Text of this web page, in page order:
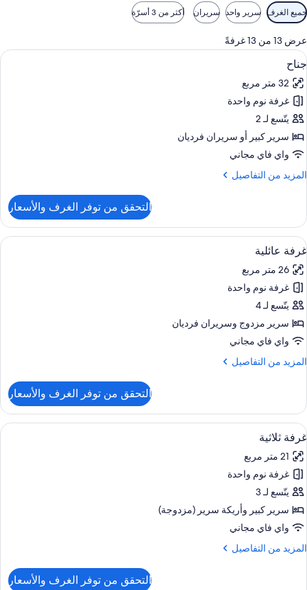
عوامل
التصفية
المتاحة
للغرف
جميع الغرف سرير واحد سريران أكثر من 3 أسرّة
عرض 13 من 13 غرفةً
استعراض
جميع
صور
جناح
أغطية فراش متميزة وميني بار وخزنة
9
جناح
32 متر مربع
غرفة نوم واحدة
يتّسع لـ 2
سرير كبير‫‬ أو سريران فرديان
واي فاي مجاني
المزيد من التفاصيل
المزيد
جناح
التحقق من توفر الغرف والأسعار
استعراض
جميع
صور
غرفة
عائلية
أغطية فراش متميزة وميني بار وخزنة
6
غرفة عائلية
26 متر مربع
غرفة نوم واحدة
يتّسع لـ 4
سرير مزدوج‫‬ وسريران فرديان
واي فاي مجاني
المزيد من التفاصيل
المزيد
غرفة
عائلية
التحقق من توفر الغرف والأسعار
استعراض
جميع
صور
غرفة
ثلاثية
أغطية فراش متميزة وميني بار وخزنة
9
غرفة ثلاثية
21 متر مربع
غرفة نوم واحدة
يتّسع لـ 3
سرير كبير‫‬ وأريكة سرير (مزدوجة)
واي فاي مجاني
المزيد من التفاصيل
المزيد
التحقق من توفر الغرف والأسعار